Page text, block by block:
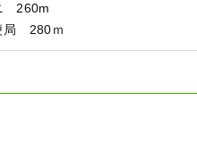
260m
局 280ｍ